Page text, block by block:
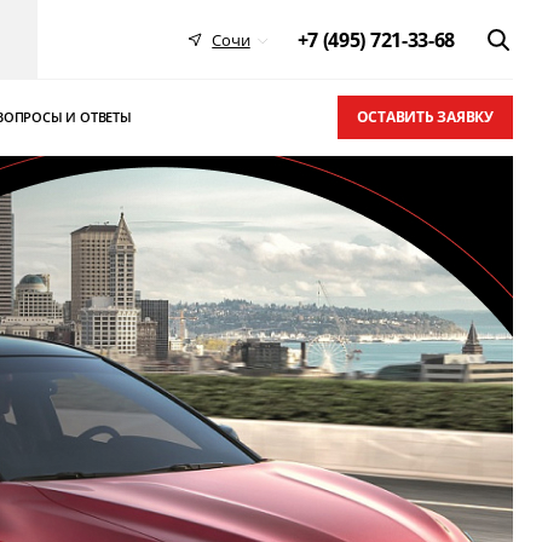
Сочи +7 (495) 721-33-68
ТОП-10
И ОТВЕТЫ ОСТАВИТЬ ЗАЯВКУ